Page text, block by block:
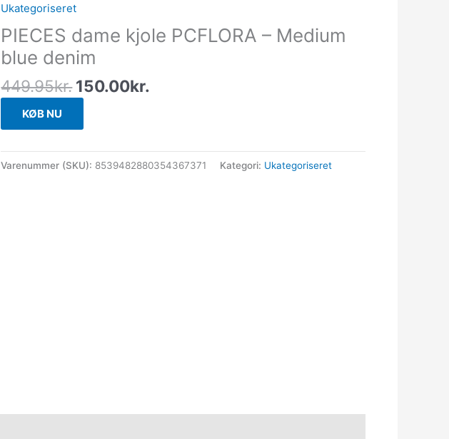
Ukategoriseret
PIECES dame kjole PCFLORA – Medium
blue denim
449.95kr.
pris
var:
449.95kr..
150.00kr.
er:
KØB NU
Varenummer (SKU): 8539482880354367371 Kategori: Ukategoriseret